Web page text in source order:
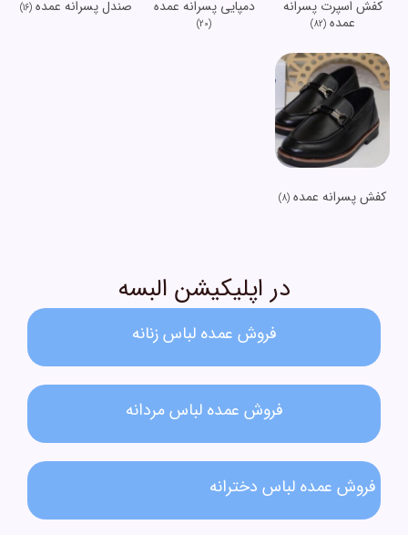
کفش اسپرت پسرانه
عمده(82)
دمپایی پسرانه عمده
(20)
صندل پسرانه عمده(16)
کفش پسرانه عمده (8)
در اپلیکیشن البسه
فروش عمده لباس زنانه​
فروش عمده لباس مردانه​
فروش عمده لباس دخترانه​